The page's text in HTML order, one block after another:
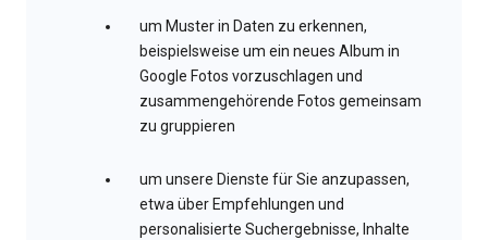
um Muster in Daten zu erkennen,
beispielsweise um ein neues Album in
Google Fotos vorzuschlagen und
zusammengehörende Fotos gemeinsam
zu gruppieren
um unsere Dienste für Sie anzupassen,
etwa über Empfehlungen und
personalisierte Suchergebnisse, Inhalte